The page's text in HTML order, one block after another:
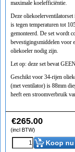
maximale koelefficiëntie.
Deze
is tegen temperaturen tot
gemonteerd. De set wordt
bevestigingsmiddelen voor
oliekoeler nodig zijn.
Let op: deze set bevat
Geschikt voor 34-rijen
(met ventilator) is 88mm
heeft een stroomverbruik
€265.00
(incl BTW)
Koop nu